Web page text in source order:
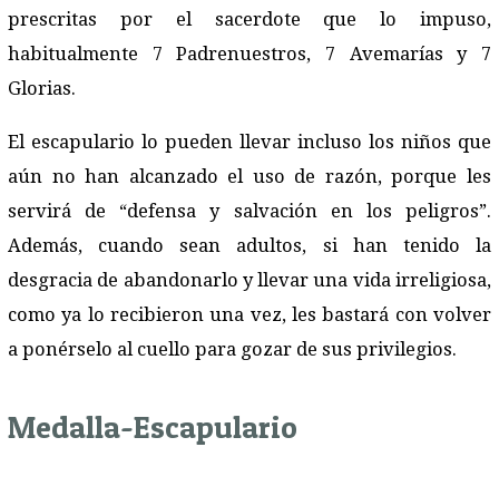
prescritas por el sacerdote que lo impuso,
habitualmente 7 Padrenuestros, 7 Avemarías y 7
Glorias.
El escapulario lo pueden llevar incluso los niños que
aún no han alcanzado el uso de razón, porque les
servirá de “defensa y salvación en los peligros”.
Además, cuando sean adultos, si han tenido la
desgracia de abandonarlo y llevar una vida irreligiosa,
como ya lo recibieron una vez, les bastará con volver
a ponérselo al cuello para gozar de sus privilegios.
Medalla-Escapulario